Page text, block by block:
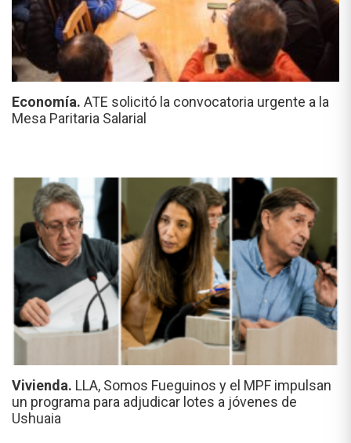
Economía. ATE solicitó la convocatoria urgente a la
Mesa Paritaria Salarial
Vivienda. LLA, Somos Fueguinos y el MPF impulsan
un programa para adjudicar lotes a jóvenes de
Ushuaia